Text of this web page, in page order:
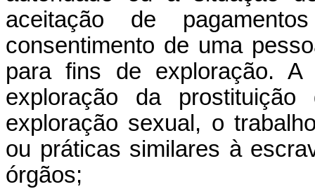
aceitação de
consentimento de uma
para fins de exploração.
exploração da
exploração sexual, o
ou práticas similares à
órgãos;